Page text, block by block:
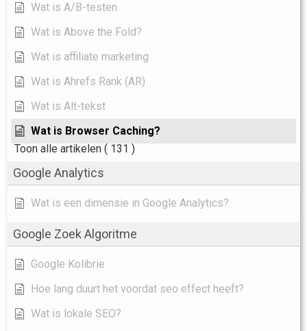
Wat is A/B-testen
Wat is Above the Fold?
Wat is affiliate marketing
Wat is Ahrefs Rank (AR)
Wat is Alt-tekst
Wat is Browser Caching?
Toon alle artikelen ( 131 )
Google Analytics
Wat is een dimensie in Google Analytics?
Google Zoek Algoritme
Google Kolibrie
Hoe lang duurt het voordat seo effect heeft?
Wat is lokale SEO?